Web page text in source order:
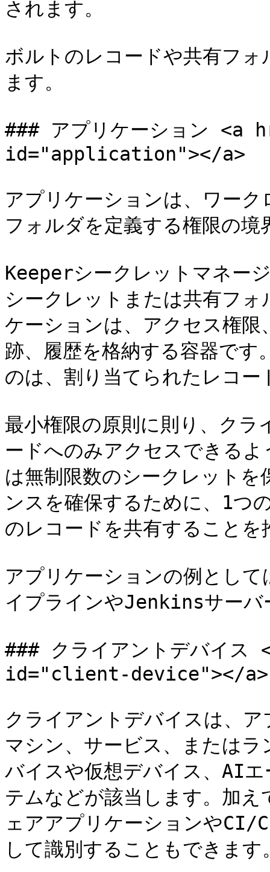
されます。
ボルトのレコードや共有フ
ます。
### アプリケーション
id="application"></a>
アプリケーションは、ワー
フォルダを定義する権限の境
Keeperシークレットマネー
シークレットまたは共有フ
ケーションは、アクセス権
跡、履歴を格納する容器で
のは、割り当てられたレコー
最小権限の原則に則り、ク
ードへのみアクセスできる
は無制限数のシークレット
ンスを確保するために、1つ
のレコードを共有することを
アプリケーションの例とし
イプラインやJenkinsサーバ
### クライアントデバ
id="client-device"></a>
クライアントデバイスは、
マシン、サービス、または
バイスや仮想デバイス、AI
テムなどが該当します。加
ェアアプリケーションやCI/
して識別することもできます